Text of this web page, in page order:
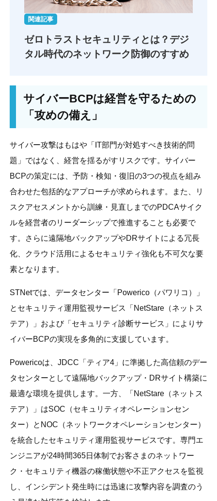
関連記事
ゼロトラストセキュリティとは？ デジ
タル時代のネットワーク防御のすすめ
サイバーBCPは経営を守るための
「攻めの備え」
サイバー攻撃はもはや「IT部門が対処すべき技術的問
題」ではなく、経営を揺るがすリスクです。サイバー
BCPの策定には、予防・検知・復旧の3つの視点を組み
合わせた包括的なアプローチが求められます。また、リ
スクアセスメントから訓練・見直しまでのPDCAサイク
ルを経営者のリーダーシップで推進することも必要で
す。さらに遠隔地バックアップやDRサイトによる冗長
化、クラウド活用によるセキュリティ強化も不可欠な要
素となります。
STNetでは、データセンター「Powerico（パワリコ）」
とセキュリティ運用監視サービス「NetStare（ネットス
テア）」および「セキュリティ診断サービス」によりサ
イバーBCPの実現を多角的に支援しています。
Powericoは、JDCC「ティア4」に準拠した高信頼のデー
タセンターとして遠隔地バックアップ・DRサイト構築に
最適な環境を提供します。一方、「NetStare（ネットス
テア）」はSOC（セキュリティオペレーションセン
ター）とNOC（ネットワークオペレーションセンター）
を統合したセキュリティ運用監視サービスです。専門エ
ンジニアが24時間365日体制でお客さまのネットワー
ク・セキュリティ機器の稼働状態や不正アクセスを監視
し、インシデント発生時には迅速に攻撃内容を調査のう